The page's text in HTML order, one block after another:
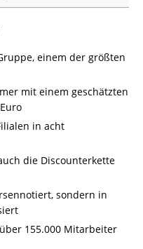
einem der größten
mit einem geschätzten
in acht
die Discounterkette
sondern in
155.000 Mitarbeiter